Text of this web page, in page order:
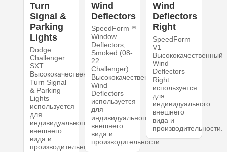
Turn
Signal &
Parking
Lights
Dodge
Challenger
SXT
Высококачественный
Turn Signal
& Parking
Lights
используется
для
индивидуального
внешнего
вида и
производительности.
Wind
Deflectors
SpeedForm™
Window
Deflectors;
Smoked (08-
22
Challenger)
Высококачественный
Wind
Deflectors
используется
для
индивидуального
внешнего
вида и
производительности.
Wind
Deflectors
Right
SpeedForm
V1
Высококачественный
Wind
Deflectors
Right
используется
для
индивидуального
внешнего
вида и
производительности.